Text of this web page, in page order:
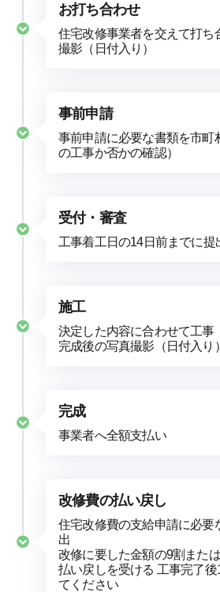
お打ち合わせ
住宅改修事業者を交えて打ち
撮影（日付入り）
事前申請
事前申請に必要な書類を市町
の工事か否かの確認）
受付・審査
工事着工日の14日前までに提
施工
決定した内容に合わせて工事
完成後の写真撮影（日付入り）
完成
事業者へ全額支払い
改修費の払い戻し
住宅改修費の支給申請に必要
出
改修に要した金額の9割また
払い戻しを受ける 工事完了
てください